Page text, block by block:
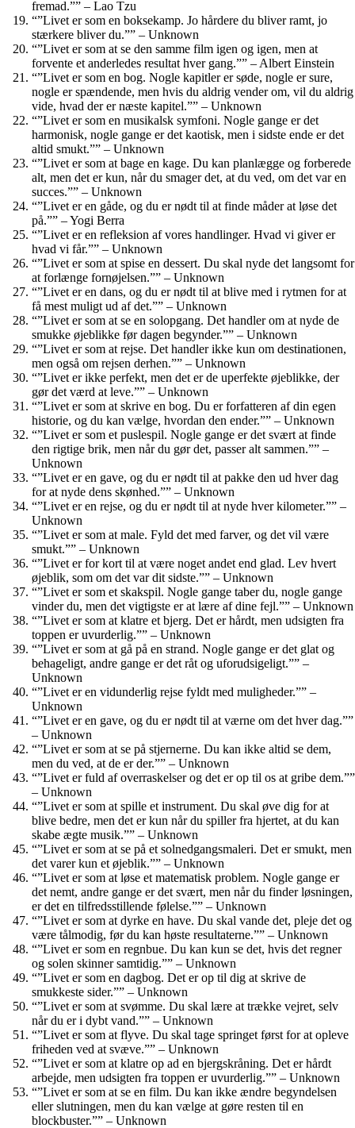
fremad.”” – Lao Tzu
“”Livet er som en boksekamp. Jo hårdere du bliver ramt, jo
stærkere bliver du.”” – Unknown
“”Livet er som at se den samme film igen og igen, men at
forvente et anderledes resultat hver gang.”” – Albert Einstein
“”Livet er som en bog. Nogle kapitler er søde, nogle er sure,
nogle er spændende, men hvis du aldrig vender om, vil du aldrig
vide, hvad der er næste kapitel.”” – Unknown
“”Livet er som en musikalsk symfoni. Nogle gange er det
harmonisk, nogle gange er det kaotisk, men i sidste ende er det
altid smukt.”” – Unknown
“”Livet er som at bage en kage. Du kan planlægge og forberede
alt, men det er kun, når du smager det, at du ved, om det var en
succes.”” – Unknown
“”Livet er en gåde, og du er nødt til at finde måder at løse det
på.”” – Yogi Berra
“”Livet er en refleksion af vores handlinger. Hvad vi giver er
hvad vi får.”” – Unknown
“”Livet er som at spise en dessert. Du skal nyde det langsomt for
at forlænge fornøjelsen.”” – Unknown
“”Livet er en dans, og du er nødt til at blive med i rytmen for at
få mest muligt ud af det.”” – Unknown
“”Livet er som at se en solopgang. Det handler om at nyde de
smukke øjeblikke før dagen begynder.”” – Unknown
“”Livet er som at rejse. Det handler ikke kun om destinationen,
men også om rejsen derhen.”” – Unknown
“”Livet er ikke perfekt, men det er de uperfekte øjeblikke, der
gør det værd at leve.”” – Unknown
“”Livet er som at skrive en bog. Du er forfatteren af ​​din egen
historie, og du kan vælge, hvordan den ender.”” – Unknown
“”Livet er som et puslespil. Nogle gange er det svært at finde
den rigtige brik, men når du gør det, passer alt sammen.”” –
Unknown
“”Livet er en gave, og du er nødt til at pakke den ud hver dag
for at nyde dens skønhed.”” – Unknown
“”Livet er en rejse, og du er nødt til at nyde hver kilometer.”” –
Unknown
“”Livet er som at male. Fyld det med farver, og det vil være
smukt.”” – Unknown
“”Livet er for kort til at være noget andet end glad. Lev hvert
øjeblik, som om det var dit sidste.”” – Unknown
“”Livet er som et skakspil. Nogle gange taber du, nogle gange
vinder du, men det vigtigste er at lære af dine fejl.”” – Unknown
“”Livet er som at klatre et bjerg. Det er hårdt, men udsigten fra
toppen er uvurderlig.”” – Unknown
“”Livet er som at gå på en strand. Nogle gange er det glat og
behageligt, andre gange er det råt og uforudsigeligt.”” –
Unknown
“”Livet er en vidunderlig rejse fyldt med muligheder.”” –
Unknown
“”Livet er en gave, og du er nødt til at værne om det hver dag.””
– Unknown
“”Livet er som at se på stjernerne. Du kan ikke altid se dem,
men du ved, at de er der.”” – Unknown
“”Livet er fuld af overraskelser og det er op til os at gribe dem.””
– Unknown
“”Livet er som at spille et instrument. Du skal øve dig for at
blive bedre, men det er kun når du spiller fra hjertet, at du kan
skabe ægte musik.”” – Unknown
“”Livet er som at se på et solnedgangsmaleri. Det er smukt, men
det varer kun et øjeblik.”” – Unknown
“”Livet er som at løse et matematisk problem. Nogle gange er
det nemt, andre gange er det svært, men når du finder løsningen,
er det en tilfredsstillende følelse.”” – Unknown
“”Livet er som at dyrke en have. Du skal vande det, pleje det og
være tålmodig, før du kan høste resultaterne.”” – Unknown
“”Livet er som en regnbue. Du kan kun se det, hvis det regner
og solen skinner samtidig.”” – Unknown
“”Livet er som en dagbog. Det er op til dig at skrive de
smukkeste sider.”” – Unknown
“”Livet er som at svømme. Du skal lære at trække vejret, selv
når du er i dybt vand.”” – Unknown
“”Livet er som at flyve. Du skal tage springet først for at opleve
friheden ved at svæve.”” – Unknown
“”Livet er som at klatre op ad en bjergskråning. Det er hårdt
arbejde, men udsigten fra toppen er uvurderlig.”” – Unknown
“”Livet er som at se en film. Du kan ikke ændre begyndelsen
eller slutningen, men du kan vælge at gøre resten til en
blockbuster.”” – Unknown